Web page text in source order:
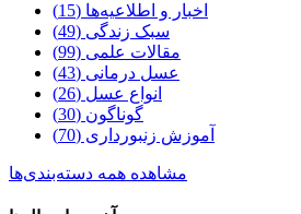
اخبار و اطلاعیه‌ها (15)
سبک زندگی (49)
مقالات علمی (99)
عسل درمانی (43)
انواع عسل (26)
گوناگون (30)
آموزش زنبورداری (70)
مشاهده همه دسته‌بندی‌ها